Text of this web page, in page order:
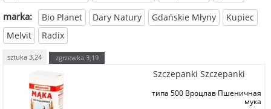
marka: Bio Planet Dary Natury Gdańskie Młyny
Kupiec
Melvit
Radix
sztuka 3,24 zgrzewka 3,19
Szczepanki Szczepanki
типа 500 Вроцлав Пшеничная
мука